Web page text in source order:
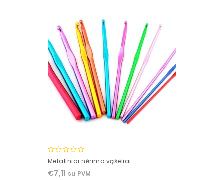
0
of
Metaliniai nėrimo vąšeliai
€7,11 su PVM